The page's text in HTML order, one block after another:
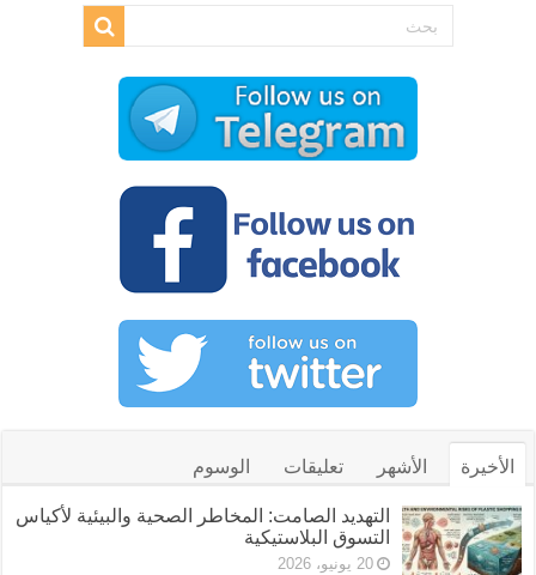
الأخيرة الأشهر تعليقات الوسوم
التهديد الصامت: المخاطر الصحية والبيئية لأكياس
التسوق البلاستيكية
20 يونيو، 2026